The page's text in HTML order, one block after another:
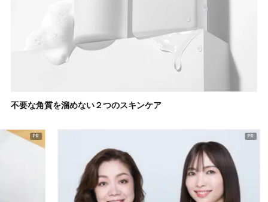
不要な角質を溜めない２つのスキンケア